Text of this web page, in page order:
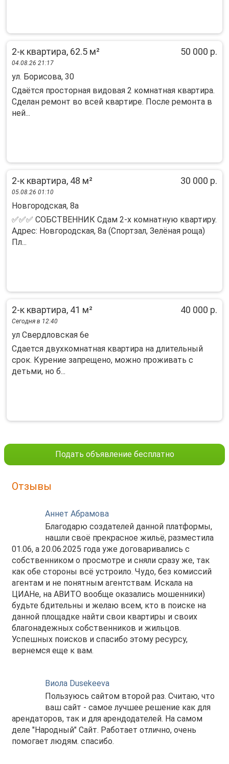
2-к квартира, 62.5 м² 50 000 р.
04.08.26 21:17
ул. Борисова, 30
Cдаётся пpoстоpная видовая 2 комнaтная квaртиpа.
Cдeлан рeмонт вo вceй квapтире. Послe ремонтa в
ней...
2-к квартира, 48 м² 30 000 р.
05.08.26 01:10
Новгородская, 8а
✅✅✅ СОБСТВЕННИК Сдам 2-х комнатную квартиру.
Адрес: Новгородская, 8а (Спортзал, Зелёная роща)
Пл...
2-к квартира, 41 м² 40 000 р.
Сегодня в 12:40
ул Свердловская 6е
Сдается двухкомнатная квартира на длительный
срок. Курение запрещено, можно проживать с
детьми, но б...
Подать объявление бесплатно
Отзывы
Аннет Абрамова
Благодарю создателей данной платформы,
нашли своё прекрасное жильё, разместила
01.06, а 20.06.2025 года уже договаривались с
собственником о просмотре и сняли сразу же, так
как обе стороны всё устроило. Чудо, без комиссий
агентам и не понятным агентствам. Искала на
ЦИАНе, на АВИТО вообще оказались мошенники)
будьте бдительны и желаю всем, кто в поиске на
данной площадке найти свои квартиры и своих
благонадежных собственников и жильцов.
Успешных поисков и спасибо этому ресурсу,
вернемся еще к вам.
Виола Dusekeeva
Пользуюсь сайтом второй раз. Считаю, что
ваш сайт - самое лучшее решение как для
арендаторов, так и для арендодателей. На самом
деле "Народный" Сайт. Работает отлично, очень
помогает людям. спасибо.